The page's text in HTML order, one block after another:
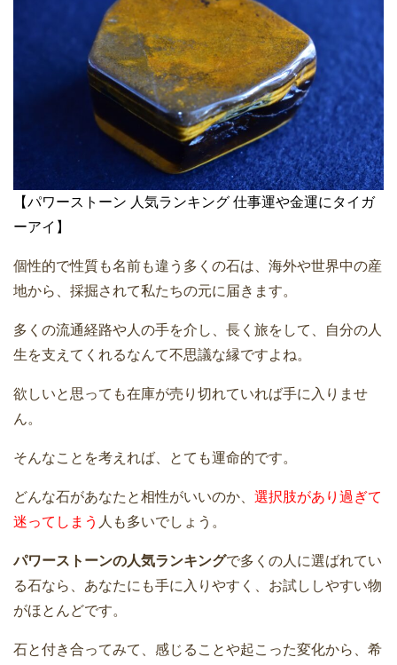
【パワーストーン 人気ランキング 仕事運や金運にタイガ
ーアイ】
個性的で性質も名前も違う多くの石は、海外や世界中の産
地から、採掘されて私たちの元に届きます。
多くの流通経路や人の手を介し、長く旅をして、自分の人
生を支えてくれるなんて不思議な縁ですよね。
欲しいと思っても在庫が売り切れていれば手に入りませ
ん。
そんなことを考えれば、とても運命的です。
どんな石があなたと相性がいいのか、 選択肢があり過ぎて
迷ってしまう 人も多いでしょう。
パワーストーンの人気ランキングで多くの人に選ばれてい
る石なら、あなたにも手に入りやすく、お試ししやすい物
がほとんどです。
石と付き合ってみて、感じることや起こった変化から、希